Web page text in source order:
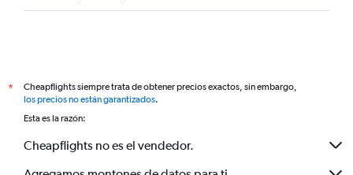
*
Cheapflights siempre trata de obtener precios exactos, sin embargo,
los precios no están garantizados.
Esta es la razón:
Cheapflights no es el vendedor.